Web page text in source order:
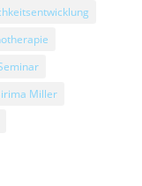
Miller